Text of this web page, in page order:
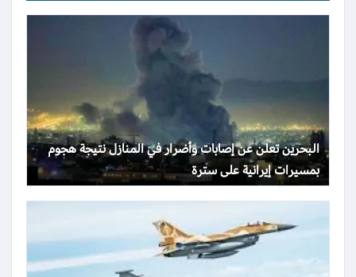
البحرين تعلن عن إصابات وأضرار في المنازل نتيجة هجوم
بمسيرات إيرانية على سترة